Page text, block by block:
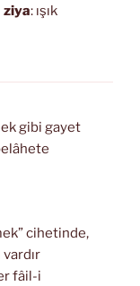
ziya: ışık
gibi gayet
cihetinde,
fâil-i